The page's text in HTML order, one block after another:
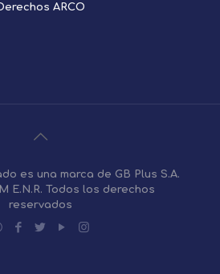
ARCO
es una marca de GB Plus S.A.
E.N.R. Todos los derechos
reservados